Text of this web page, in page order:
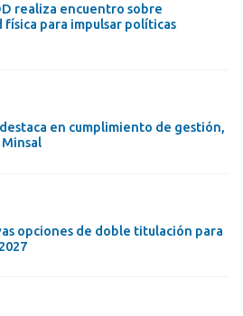
realiza encuentro sobre
para impulsar políticas
en cumplimiento de gestión,
opciones de doble titulación para